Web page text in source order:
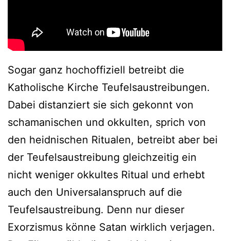
Sogar ganz hochoffiziell betreibt die
Katholische Kirche Teufelsaustreibungen.
Dabei distanziert sie sich gekonnt von
schamanischen und okkulten, sprich von
den heidnischen Ritualen, betreibt aber bei
der Teufelsaustreibung gleichzeitig ein
nicht weniger okkultes Ritual und erhebt
auch den Universalanspruch auf die
Teufelsaustreibung. Denn nur dieser
Exorzismus könne Satan wirklich verjagen.